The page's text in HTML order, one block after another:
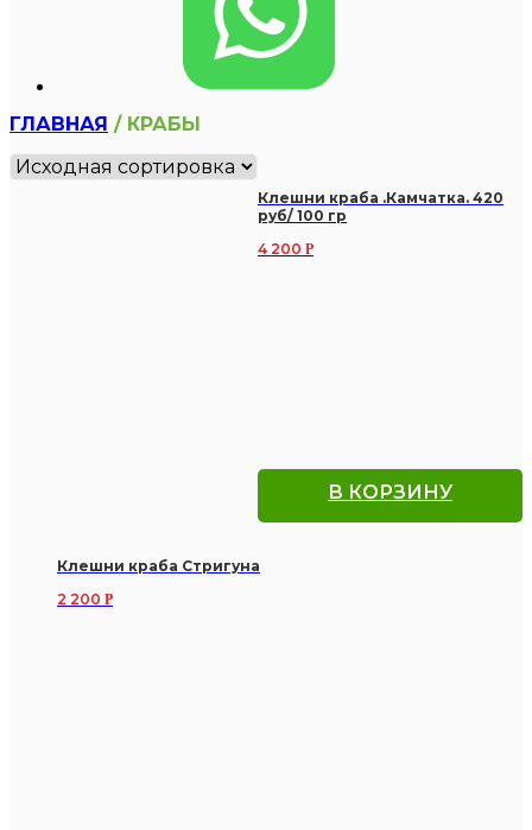
ГЛАВНАЯ / КРАБЫ
Клешни краба .Камчатка. 420
руб/ 100 гр
4 200 Р
В КОРЗИНУ
Клешни краба Стригуна
2 200 Р